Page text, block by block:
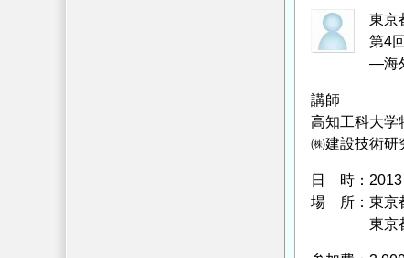
読
み
く
日
本
活
路
開
催
「【講
パ
ッ
ケ
ー
ジ
東京
第4
―海
講師
高知工科大
㈱建設技術
日 時：
場 所：東京
東京都渋